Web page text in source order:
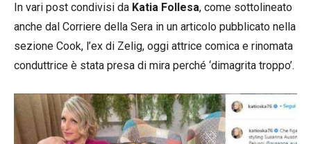
In vari post condivisi da Katia Follesa, come sottolineato
anche dal Corriere della Sera in un articolo pubblicato nella
sezione Cook, l’ex di Zelig, oggi attrice comica e rinomata
conduttrice è stata presa di mira perché ‘dimagrita troppo’.